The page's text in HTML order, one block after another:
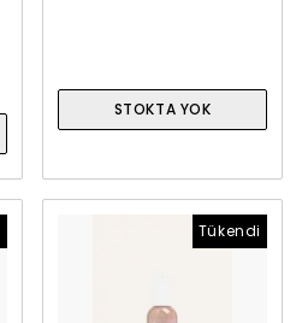
STOKTA YOK
Tükendi